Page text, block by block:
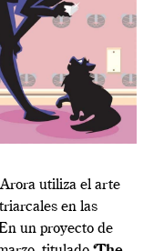
utiliza el arte
en las
un proyecto de